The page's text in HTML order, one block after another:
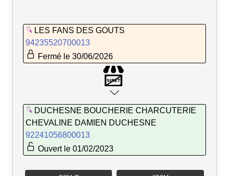
LES FANS DES GOUTS
94235520700013
Fermé le 30/06/2026
DUCHESNE BOUCHERIE CHARCUTERIE
CHEVALINE DAMIEN DUCHESNE
92241056800013
Ouvert le 01/02/2023